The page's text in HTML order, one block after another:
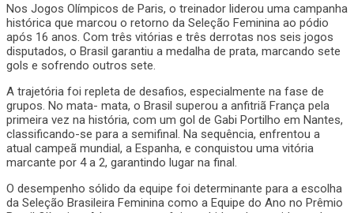
Nos Jogos Olímpicos de Paris, o treinador liderou uma campanha
histórica que marcou o retorno da Seleção Feminina ao pódio
após 16 anos. Com três vitórias e três derrotas nos seis jogos
disputados, o Brasil garantiu a medalha de prata, marcando sete
gols e sofrendo outros sete.
A trajetória foi repleta de desafios, especialmente na fase de
grupos. No mata- mata, o Brasil superou a anfitriã França pela
primeira vez na história, com um gol de Gabi Portilho em Nantes,
classificando-se para a semifinal. Na sequência, enfrentou a
atual campeã mundial, a Espanha, e conquistou uma vitória
marcante por 4 a 2, garantindo lugar na final.
O desempenho sólido da equipe foi determinante para a escolha
da Seleção Brasileira Feminina como a Equipe do Ano no Prêmio